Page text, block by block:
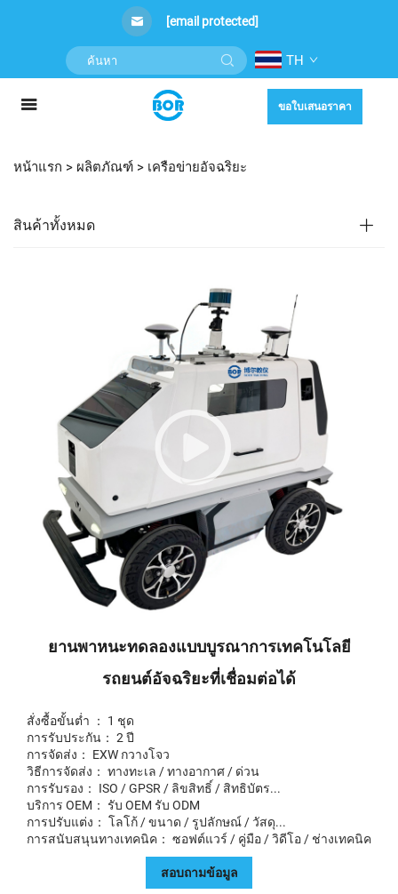
[email protected]
TH
ขอใบเสนอราคา
หน้าแรก > ผลิตภัณฑ์ > เครือข่ายอัจฉริยะ
สินค้าทั้งหมด
ยานพาหนะทดลองแบบบูรณาการเทคโนโลยี
รถยนต์อัจฉริยะที่เชื่อมต่อได้
สั่งซื้อขั้นต่ำ ： 1 ชุด
การรับประกัน： 2 ปี
การจัดส่ง： EXW กวางโจว
วิธีการจัดส่ง： ทางทะเล / ทางอากาศ / ด่วน
การรับรอง： ISO / GPSR / ลิขสิทธิ์ / สิทธิบัตร...
บริการ OEM： รับ OEM รับ ODM
การปรับแต่ง： โลโก้ / ขนาด / รูปลักษณ์ / วัสดุ...
การสนับสนุนทางเทคนิค： ซอฟต์แวร์ / คู่มือ / วิดีโอ / ช่างเทคนิค
สอบถามข้อมูล